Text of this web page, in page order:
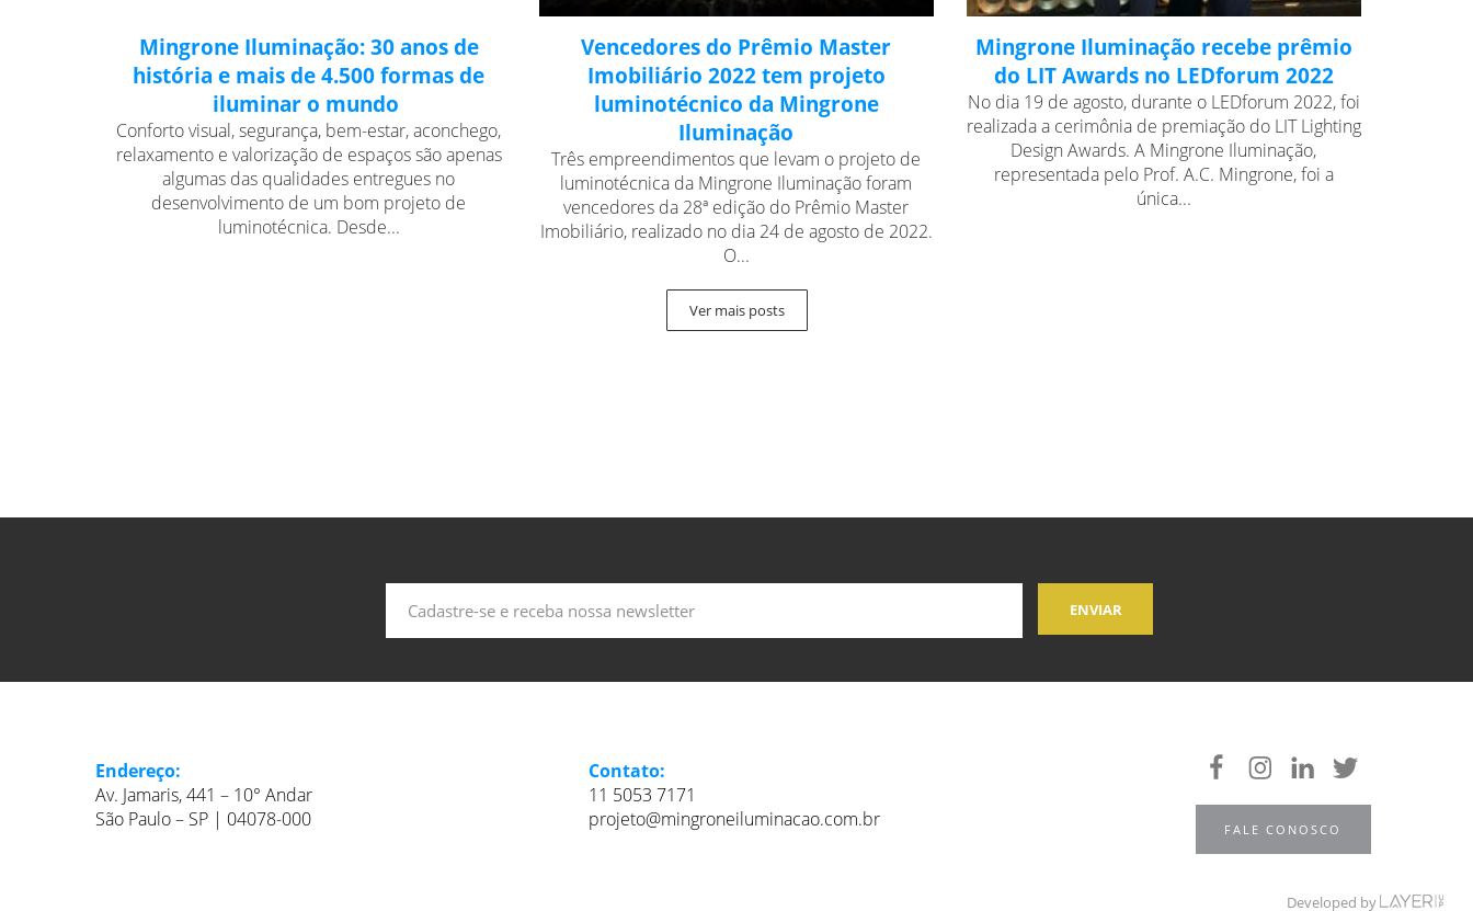
Mingrone Iluminação: 30 anos de
história e mais de 4.500 formas de
iluminar o mundo
Conforto visual, segurança, bem-estar, aconchego,
relaxamento e valorização de espaços são apenas
algumas das qualidades entregues no
desenvolvimento de um bom projeto de
luminotécnica. Desde...
Vencedores do Prêmio Master
Imobiliário 2022 tem projeto
luminotécnico da Mingrone
Iluminação
Três empreendimentos que levam o projeto de
luminotécnica da Mingrone Iluminação foram
vencedores da 28ª edição do Prêmio Master
Imobiliário, realizado no dia 24 de agosto de 2022.
O...
Mingrone Iluminação recebe prêmio
do LIT Awards no LEDforum 2022
No dia 19 de agosto, durante o LEDforum 2022, foi
realizada a cerimônia de premiação do LIT Lighting
Design Awards. A Mingrone Iluminação,
representada pelo Prof. A.C. Mingrone, foi a
única...
Ver mais posts
Endereço:
Av. Jamaris, 441 – 10° Andar
São Paulo – SP | 04078-000
Contato:
11 5053 7171
projeto@mingroneiluminacao.com.br
FALE CONOSCO
Developed by